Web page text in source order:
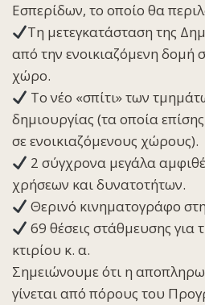
Εσπερίδων, το οποίο θα
Τη μετεγκατάσταση της
από την ενοικιαζόμενη δομή
χώρο.
Το νέο «σπίτι» των
δημιουργίας (τα οποία
σε ενοικιαζόμενους χώρους).
2 σύγχρονα μεγάλα
χρήσεων και δυνατοτήτων.
Θερινό κινηματογράφο
69 θέσεις στάθμευσης για
κτιρίου κ. α.
Σημειώνουμε ότι η
γίνεται από πόρους του